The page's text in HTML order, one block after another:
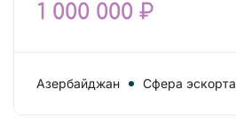
1 000 000 ₽
Азербайджан Сфера эскорта